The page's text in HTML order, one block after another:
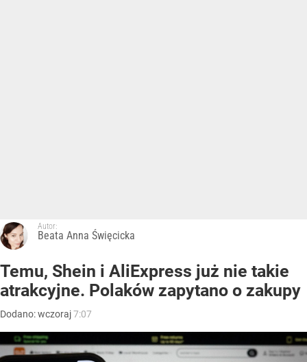
Autor:
Beata Anna Święcicka
Temu, Shein i AliExpress już nie takie
atrakcyjne. Polaków zapytano o zakupy
Dodano:wczoraj7:07